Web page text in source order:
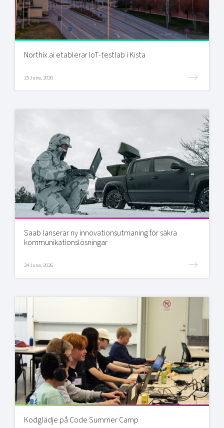
Northix.ai etablerar IoT-testlab i Kista
25 June, 2026
Saab lanserar ny innovationsutmaning för säkra
kommunikationslösningar
24 June, 2026
Kodglädje på Code Summer Camp